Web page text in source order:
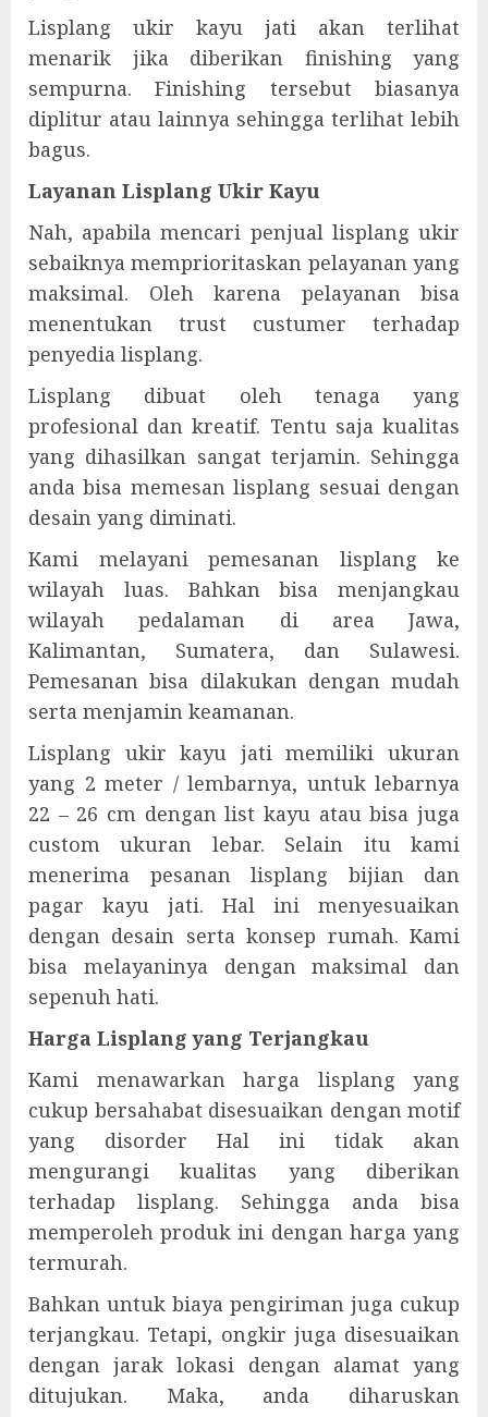
Lisplang ukir kayu jati akan terlihat
menarik jika diberikan finishing yang
sempurna. Finishing tersebut biasanya
diplitur atau lainnya sehingga terlihat lebih
bagus.
Layanan Lisplang Ukir Kayu
Nah, apabila mencari penjual lisplang ukir
sebaiknya memprioritaskan pelayanan yang
maksimal. Oleh karena pelayanan bisa
menentukan trust custumer terhadap
penyedia lisplang.
Lisplang dibuat oleh tenaga yang
profesional dan kreatif. Tentu saja kualitas
yang dihasilkan sangat terjamin. Sehingga
anda bisa memesan lisplang sesuai dengan
desain yang diminati.
Kami melayani pemesanan lisplang ke
wilayah luas. Bahkan bisa menjangkau
wilayah pedalaman di area Jawa,
Kalimantan, Sumatera, dan Sulawesi.
Pemesanan bisa dilakukan dengan mudah
serta menjamin keamanan.
Lisplang ukir kayu jati memiliki ukuran
yang 2 meter / lembarnya, untuk lebarnya
22 – 26 cm dengan list kayu atau bisa juga
custom ukuran lebar. Selain itu kami
menerima pesanan lisplang bijian dan
pagar kayu jati. Hal ini menyesuaikan
dengan desain serta konsep rumah. Kami
bisa melayaninya dengan maksimal dan
sepenuh hati.
Harga Lisplang yang Terjangkau
Kami menawarkan harga lisplang yang
cukup bersahabat disesuaikan dengan motif
yang disorder Hal ini tidak akan
mengurangi kualitas yang diberikan
terhadap lisplang. Sehingga anda bisa
memperoleh produk ini dengan harga yang
termurah.
Bahkan untuk biaya pengiriman juga cukup
terjangkau. Tetapi, ongkir juga disesuaikan
dengan jarak lokasi dengan alamat yang
ditujukan. Maka, anda diharuskan